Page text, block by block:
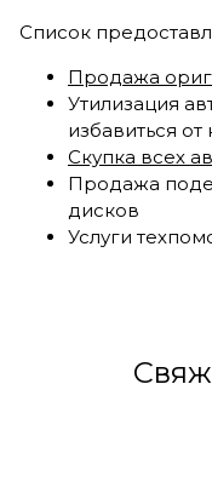
Список
Продажа
Утилизация
избавиться
Скупка всех
Продажа
дисков
Услуги